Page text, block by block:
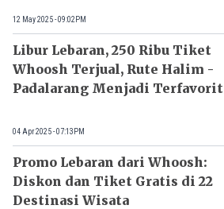
12 May 2025 - 09:02PM
Libur Lebaran, 250 Ribu Tiket
Whoosh Terjual, Rute Halim -
Padalarang Menjadi Terfavorit
04 Apr 2025 - 07:13PM
Promo Lebaran dari Whoosh:
Diskon dan Tiket Gratis di 22
Destinasi Wisata